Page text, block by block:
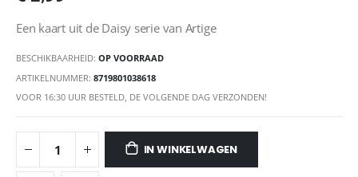
Een kaart uit de Daisy serie van Artige
BESCHIKBAARHEID: OP VOORRAAD
ARTIKELNUMMER 8719801038618
VOOR 16:30 UUR BESTELD, DE VOLGENDE DAG VERZONDEN!
IN WINKELWAGEN